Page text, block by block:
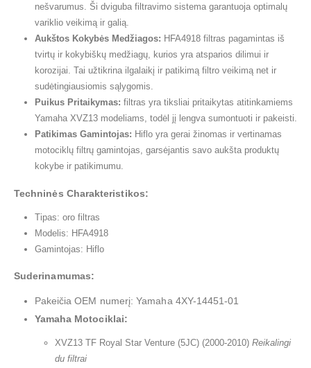
nešvarumus. Ši dviguba filtravimo sistema garantuoja optimalų
variklio veikimą ir galią.
Aukštos Kokybės Medžiagos: HFA4918 filtras pagamintas iš
tvirtų ir kokybiškų medžiagų, kurios yra atsparios dilimui ir
korozijai. Tai užtikrina ilgalaikį ir patikimą filtro veikimą net ir
sudėtingiausiomis sąlygomis.
Puikus Pritaikymas: filtras yra tiksliai pritaikytas atitinkamiems
Yamaha XVZ13 modeliams, todėl jį lengva sumontuoti ir pakeisti.
Patikimas Gamintojas: Hiflo yra gerai žinomas ir vertinamas
motociklų filtrų gamintojas, garsėjantis savo aukšta produktų
kokybe ir patikimumu.
Techninės Charakteristikos:
Tipas: oro filtras
Modelis: HFA4918
Gamintojas: Hiflo
Suderinamumas:
Pakeičia OEM numerį: Yamaha 4XY-14451-01
Yamaha Motociklai:
XVZ13 TF Royal Star Venture (5JC) (2000-2010)Reikalingi
du filtrai